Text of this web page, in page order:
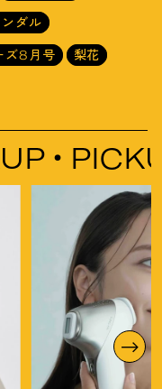
ダル
ズ8月号
梨花
PICKUP